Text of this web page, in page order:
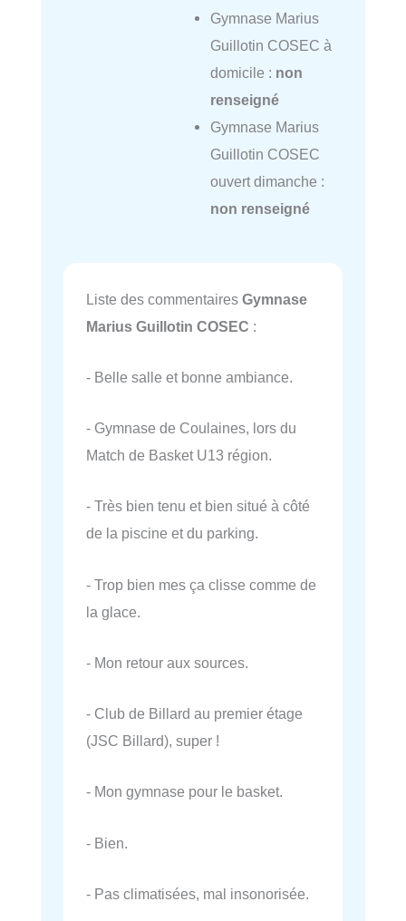
Gymnase Marius
Guillotin COSEC à
domicile : non
renseigné
Gymnase Marius
Guillotin COSEC
ouvert dimanche :
non renseigné
Liste des commentaires Gymnase
Marius Guillotin COSEC :
- Belle salle et bonne ambiance.
- Gymnase de Coulaines, lors du
Match de Basket U13 région.
- Très bien tenu et bien situé à côté
de la piscine et du parking.
- Trop bien mes ça clisse comme de
la glace.
- Mon retour aux sources.
- Club de Billard au premier étage
(JSC Billard), super !
- Mon gymnase pour le basket.
- Bien.
- Pas climatisées, mal insonorisée.